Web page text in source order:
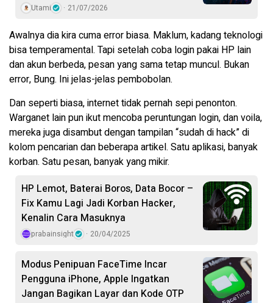
Utami 21/07/2026
Awalnya dia kira cuma error biasa. Maklum, kadang teknologi
bisa temperamental. Tapi setelah coba login pakai HP lain
dan akun berbeda, pesan yang sama tetap muncul. Bukan
error, Bung. Ini jelas-jelas pembobolan.
Dan seperti biasa, internet tidak pernah sepi penonton.
Warganet lain pun ikut mencoba peruntungan login, dan voila,
mereka juga disambut dengan tampilan “sudah di hack” di
kolom pencarian dan beberapa artikel. Satu aplikasi, banyak
korban. Satu pesan, banyak yang mikir.
HP Lemot, Baterai Boros, Data Bocor –
Fix Kamu Lagi Jadi Korban Hacker,
Kenalin Cara Masuknya
prabainsight 20/04/2025
Modus Penipuan FaceTime Incar
Pengguna iPhone, Apple Ingatkan
Jangan Bagikan Layar dan Kode OTP